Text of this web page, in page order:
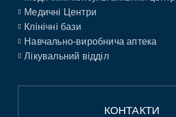
Медичні Центри
Клінічні бази
Навчально-виробнича аптека
Лікувальний відділ
КОНТАКТИ